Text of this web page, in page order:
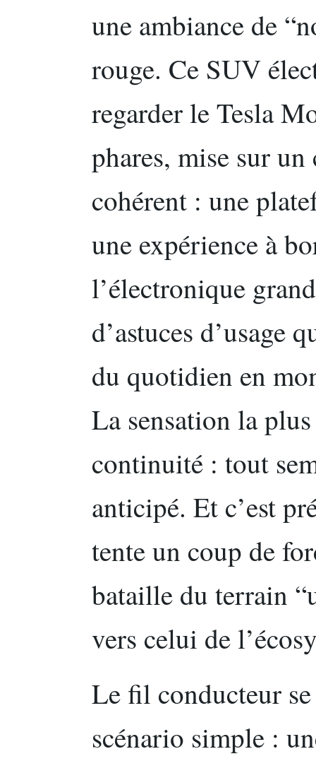
une ambiance de
rouge. Ce SUV
regarder le Tesla
phares, mise sur
cohérent : une
une expérience à
l’électronique
d’astuces d’usage
du quotidien en
La sensation la
continuité : tout
anticipé. Et c’est
tente un coup de
bataille du terrain
vers celui de
Le fil conducteur
scénario simple :